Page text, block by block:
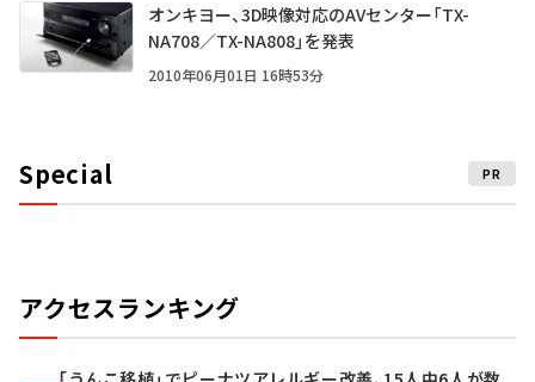
オンキヨー、3D映像対応のAVセンター「TX-
NA708／TX-NA808」を発表
2010年06月01日 16時53分
Special PR
アクセスランキング